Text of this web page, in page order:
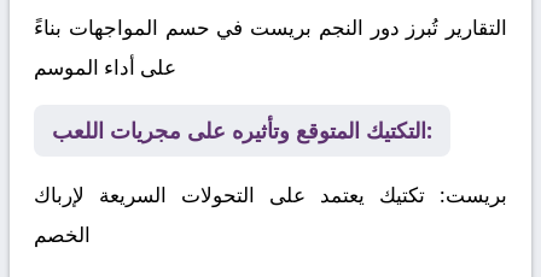
التقارير تُبرز دور النجم بريست في حسم المواجهات بناءً
على أداء الموسم
التكتيك المتوقع وتأثيره على مجريات اللعب:
بريست: تكتيك يعتمد على التحولات السريعة لإرباك
الخصم